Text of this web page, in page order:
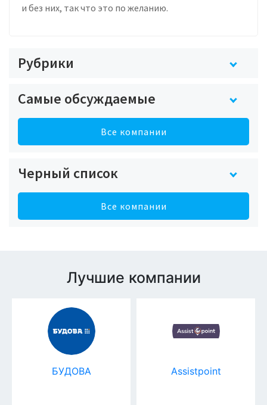
и без них, так что это по желанию.
Рубрики
Самые обсуждаемые
Все компании
Черный список
Все компании
Лучшие компании
БУДОВА Assistpoint